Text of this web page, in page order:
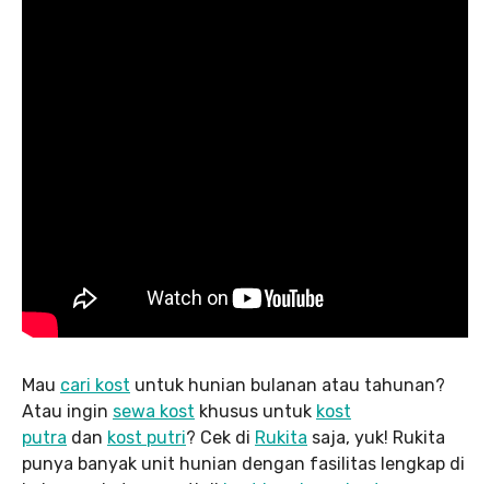
Mau cari kost untuk hunian bulanan atau tahunan?
Atau ingin sewa kost khusus untuk kost
putra dan kost putri? Cek di Rukita saja, yuk! Rukita
punya banyak unit hunian dengan fasilitas lengkap di